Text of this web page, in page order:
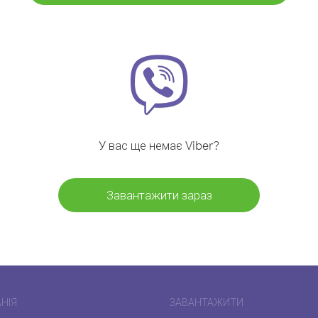
У вас ще немає Viber?
Завантажити зараз
ЗАВАНТАЖИТИ